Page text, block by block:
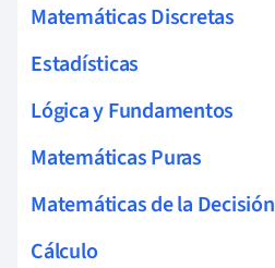
Matemáticas Discretas
Estadísticas
Lógica y Fundamentos
Matemáticas Puras
Matemáticas de la Decisión
Cálculo